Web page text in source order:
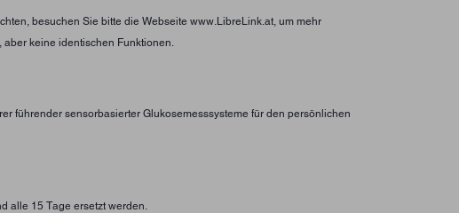
besuchen Sie bitte die Webseite www.LibreLink.at, um mehr
aber keine identischen Funktionen.
führender sensorbasierter Glukosemesssysteme für den persönlichen
alle 15 Tage ersetzt werden.